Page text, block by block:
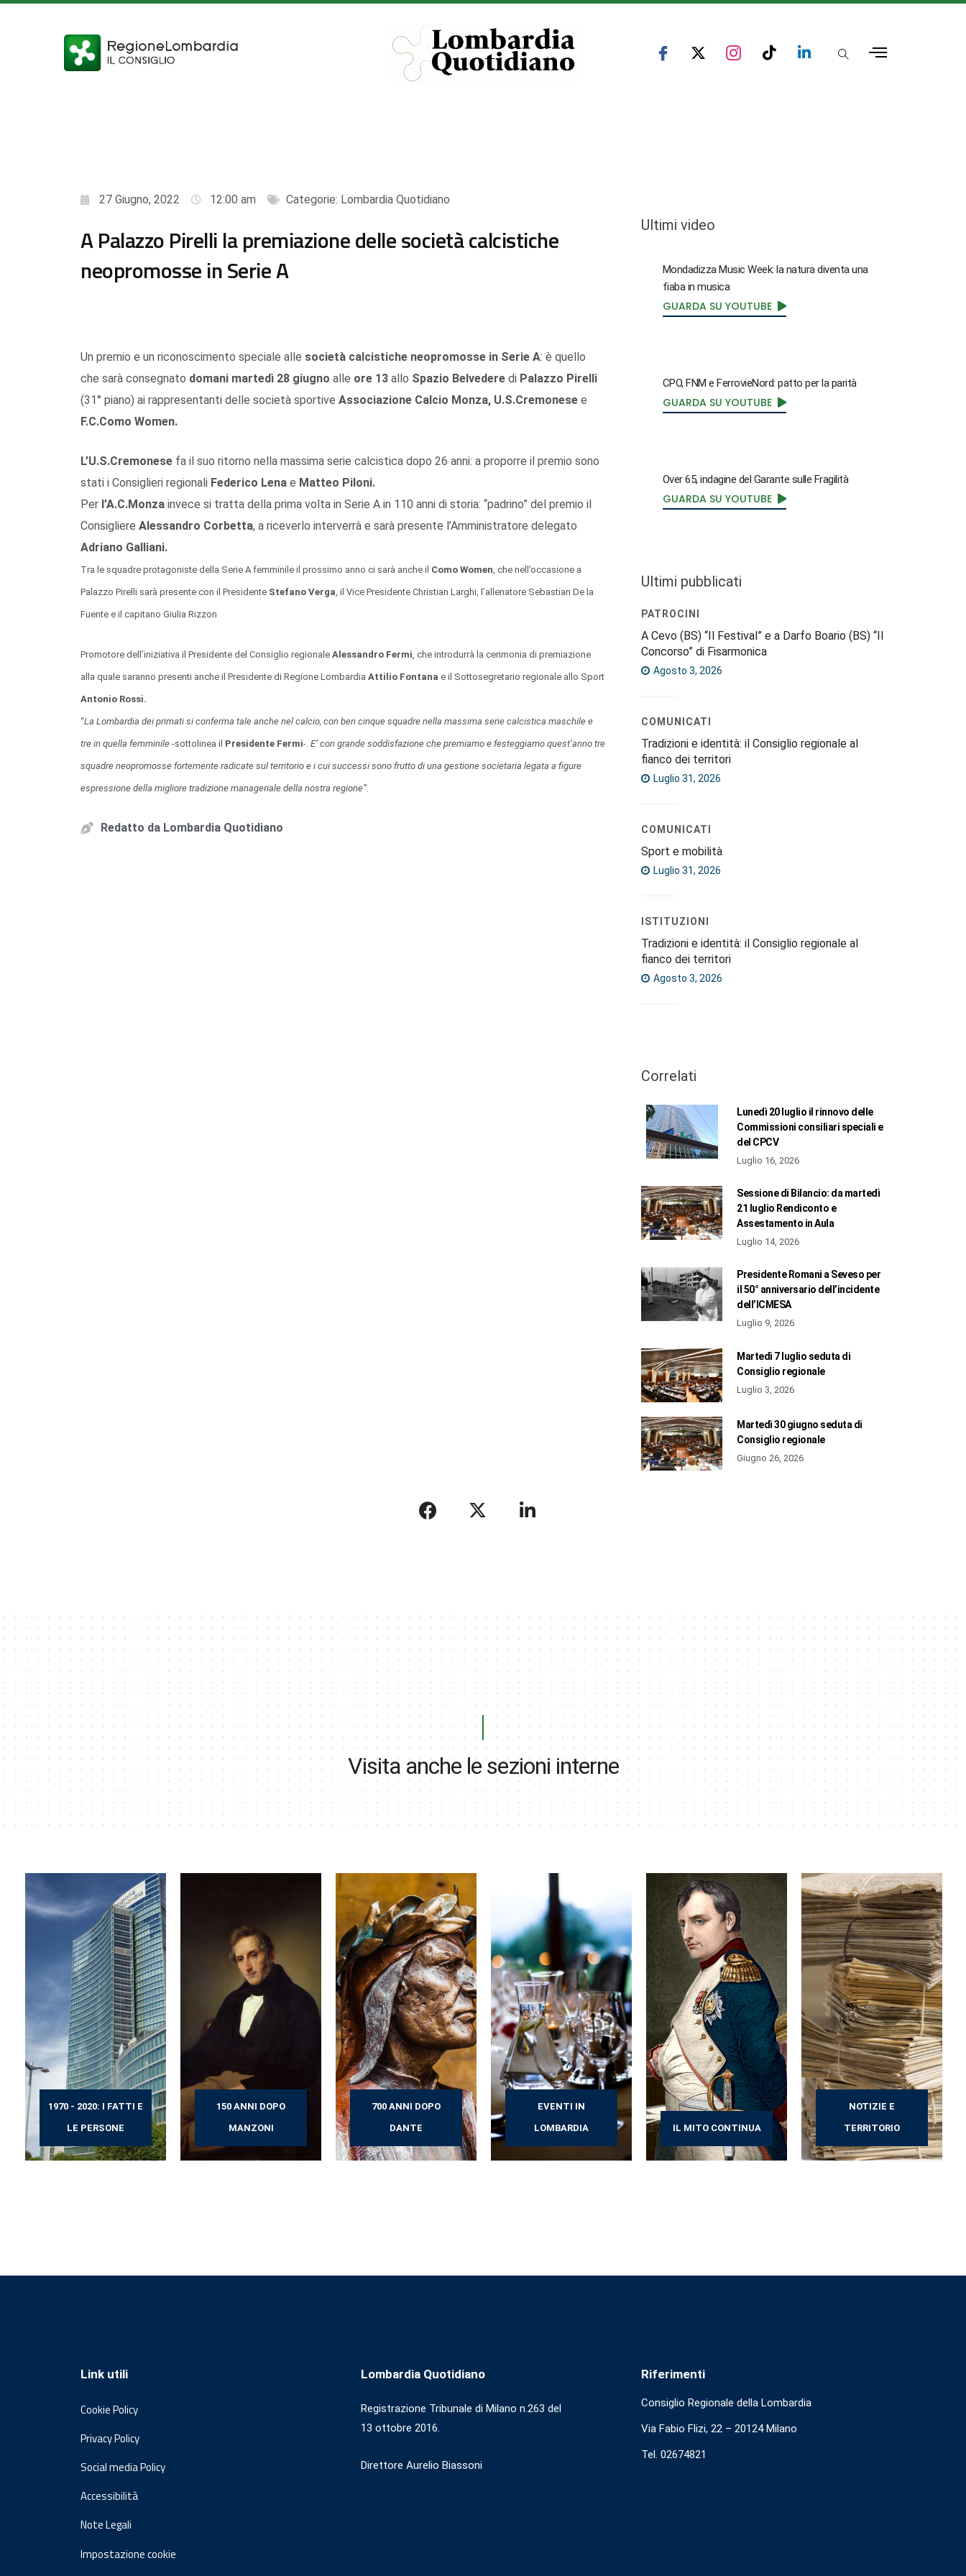
27 Giugno, 2022 12:00 am Categorie: Lombardia Quotidiano
A Palazzo Pirelli la premiazione delle società calcistiche
neopromosse in Serie A
Un premio e un riconoscimento speciale alle società calcistiche neopromosse in Serie A: è quello
che sarà consegnato domani martedì 28 giugno alle ore 13 allo Spazio Belvedere di Palazzo Pirelli
(31° piano) ai rappresentanti delle società sportive Associazione Calcio Monza, U.S.Cremonese e
F.C.Como Women.
L’U.S.Cremonese fa il suo ritorno nella massima serie calcistica dopo 26 anni: a proporre il premio sono
stati i Consiglieri regionali Federico Lena e Matteo Piloni.
Per l’A.C.Monza invece si tratta della prima volta in Serie A in 110 anni di storia: “padrino” del premio il
Consigliere Alessandro Corbetta, a riceverlo interverrà e sarà presente l’Amministratore delegato
Adriano Galliani.
Tra le squadre protagoniste della Serie A femminile il prossimo anno ci sarà anche il Como Women , che nell’occasione a
Palazzo Pirelli sarà presente con il Presidente Stefano Verga , il Vice Presidente Christian Larghi, l’allenatore Sebastian De la
Fuente e il capitano Giulia Rizzon
Promotore dell’iniziativa il Presidente del Consiglio regionale Alessandro Fermi , che introdurrà la cerimonia di premiazione
alla quale saranno presenti anche il Presidente di Regione Lombardia Attilio Fontana e il Sottosegretario regionale allo Sport
Antonio Rossi.
“La Lombardia dei primati si conferma tale anche nel calcio, con ben cinque squadre nella massima serie calcistica maschile e
tre in quella femminile -sottolinea il Presidente Fermi-. E’ con grande soddisfazione che premiamo e festeggiamo quest’anno tre
squadre neopromosse fortemente radicate sul territorio e i cui successi sono frutto di una gestione societaria legata a figure
espressione della migliore tradizione manageriale della nostra regione”.
Redatto da Lombardia Quotidiano
Ultimi video
Mondadizza Music Week: la natura diventa una
fiaba in musica
GUARDA SU YOUTUBE
CPO, FNM e FerrovieNord: patto per la parità
GUARDA SU YOUTUBE
Over 65, indagine del Garante sulle Fragilità
GUARDA SU YOUTUBE
Ultimi pubblicati
PATROCINI
A Cevo (BS) “Il Festival” e a Darfo Boario (BS) “Il
Concorso” di Fisarmonica
Agosto 3, 2026
COMUNICATI
Tradizioni e identità: il Consiglio regionale al
fianco dei territori
Luglio 31, 2026
COMUNICATI
Sport e mobilità
Luglio 31, 2026
ISTITUZIONI
Tradizioni e identità: il Consiglio regionale al
fianco dei territori
Agosto 3, 2026
Correlati
Lunedì 20 luglio il rinnovo delle
Commissioni consiliari speciali e
del CPCV
Luglio 16, 2026
Sessione di Bilancio: da martedì
21 luglio Rendiconto e
Assestamento in Aula
Luglio 14, 2026
Presidente Romani a Seveso per
il 50° anniversario dell’incidente
dell’ICMESA
Luglio 9, 2026
Martedì 7 luglio seduta di
Consiglio regionale
Luglio 3, 2026
Martedì 30 giugno seduta di
Consiglio regionale
Giugno 26, 2026
Visita anche le sezioni interne
1970 - 2020: I FATTI E
LE PERSONE
150 ANNI DOPO
MANZONI
700 ANNI DOPO
DANTE
EVENTI IN
LOMBARDIA
IL MITO CONTINUA
NOTIZIE E
TERRITORIO
Link utili
Cookie Policy
Privacy Policy
Social media Policy
Accessibilità
Note Legali
Impostazione cookie
Lombardia Quotidiano
Registrazione Tribunale di Milano n.263 del
13 ottobre 2016.
Direttore Aurelio Biassoni
Riferimenti
Consiglio Regionale della Lombardia
Via Fabio Flizi, 22 – 20124 Milano
Tel. 02674821